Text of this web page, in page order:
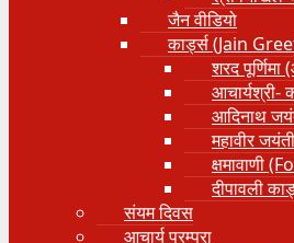
जैन वीडियो
कार्ड्स (Jain
शरद पूर्णिमा
आचार्यश्री-
आदिनाथ
महावीर
क्षमावाणी
दीपावली
संयम दिवस
आचार्य परम्परा